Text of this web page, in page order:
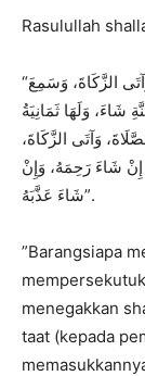
Rasulullah
“مَنْ عَبَدَ اللَّهَ لَا يُشْرِكُ بِهِ شَيْئًا، فَأَقَامَ الصَّلَاةَ، وَآتَى الزَّكَاةَ، وَسَمِعَ
شَاءَ، وَلَهَا ثَمَانِيَةُ
وَآتَى الزَّكَاةَ،
شَاءَ رَحِمَهُ، وَإِنْ
شَاءَ عَذَّبَهُ”.
”Barangsiapa
menegakkan
taat (kepada